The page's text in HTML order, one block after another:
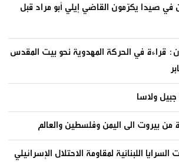
في صيدا يكرّمون القاضي إيلي أبو مراد قبل
في الحركة المهدوية نحو بيت المقدس
ولاسا
من بيروت الى اليمن وفلسطين والعالم
٢٠٢٤٠٤٠١ نظمت السرايا اللبنانية لمقاومة الاحتلال الإسرائيلي